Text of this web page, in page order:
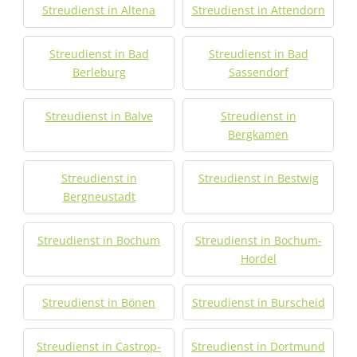
Streudienst in Altena Streudienst in Attendorn
Streudienst in Bad
Berleburg
Streudienst in Bad
Sassendorf
Streudienst in Balve
Streudienst in
Bergkamen
Streudienst in
Bergneustadt
Streudienst in Bestwig
Streudienst in Bochum
Streudienst in Bochum-
Hordel
Streudienst in Bönen Streudienst in Burscheid
Streudienst in Castrop- Streudienst in Dortmund